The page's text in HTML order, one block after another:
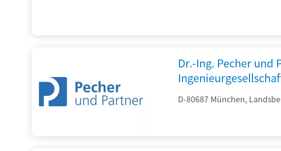
Dr.-Ing. Pecher und
D-80687 München,